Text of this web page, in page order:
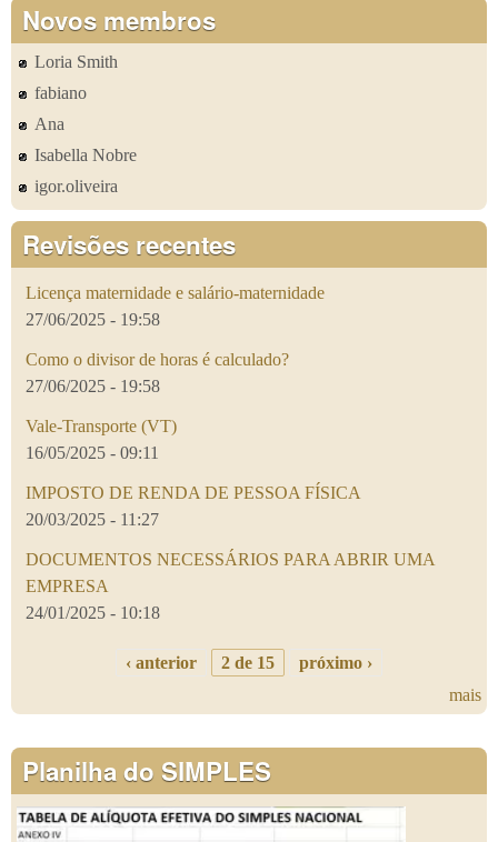
Novos membros
Loria Smith
fabiano
Ana
Isabella Nobre
igor.oliveira
Revisões recentes
Licença maternidade e salário-maternidade
27/06/2025 - 19:58
Como o divisor de horas é calculado?
27/06/2025 - 19:58
Vale-Transporte (VT)
16/05/2025 - 09:11
IMPOSTO DE RENDA DE PESSOA FÍSICA
20/03/2025 - 11:27
DOCUMENTOS NECESSÁRIOS PARA ABRIR UMA
EMPRESA
24/01/2025 - 10:18
‹ anterior 2 de 15
próximo ›
mais
Planilha do SIMPLES